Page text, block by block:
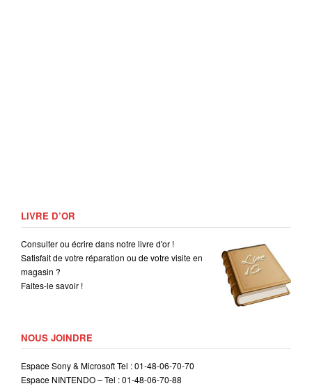
LIVRE D’OR
Consulter ou écrire dans notre livre d'or !
Satisfait de votre réparation ou de votre visite en
magasin ?
Faites-le savoir !
NOUS JOINDRE
Espace Sony & Microsoft Tel : 01-48-06-70-70
Espace NINTENDO – Tel : 01-48-06-70-88